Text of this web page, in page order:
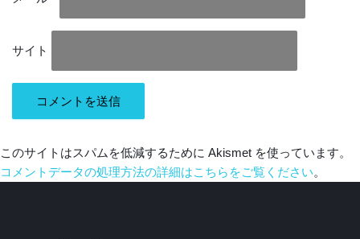
サイト
このサイトはスパムを低減するために Akismet を使っています。
コメントデータの処理方法の詳細はこちらをご覧ください。